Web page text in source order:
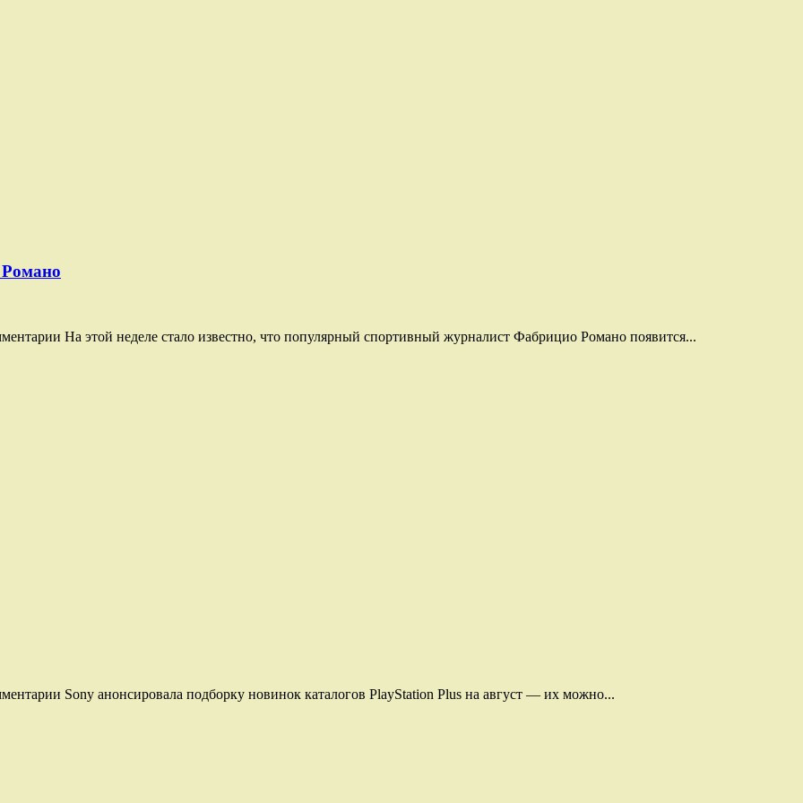
На этой неделе стало известно, что популярный спортивный журналист Фабрицио Романо появится...
Sony анонсировала подборку новинок каталогов PlayStation Plus на август — их можно...